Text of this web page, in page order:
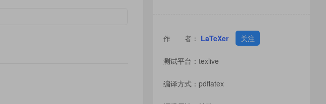
作 者： LaTeXer 关注
测试平台：texlive
编译方式：pdflatex